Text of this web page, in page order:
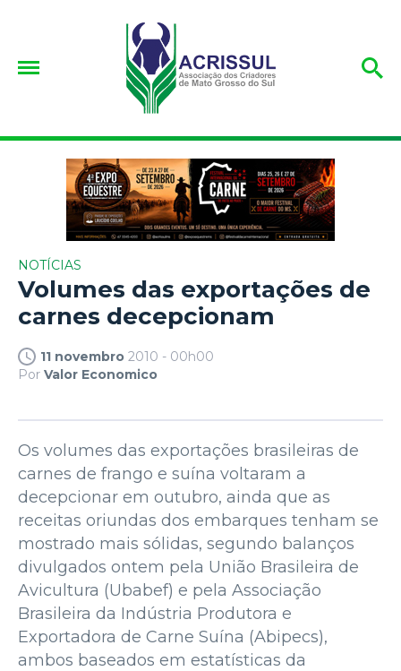
NOTÍCIAS
Volumes das exportações de
carnes decepcionam
11 novembro 2010 - 00h00
Por Valor Economico
Os volumes das exportações brasileiras de
carnes de frango e suína voltaram a
decepcionar em outubro, ainda que as
receitas oriundas dos embarques tenham se
mostrado mais sólidas, segundo balanços
divulgados ontem pela União Brasileira de
Avicultura (Ubabef) e pela Associação
Brasileira da Indústria Produtora e
Exportadora de Carne Suína (Abipecs),
ambos baseados em estatísticas da